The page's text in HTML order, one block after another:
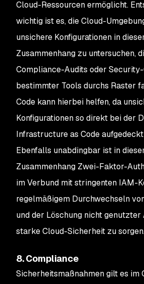
Cloud-Ressourcen ermöglicht.
wichtig ist es, die Cloud-
unsichere Konfigurationen in
Zusammenhang zu untersuchen,
Compliance-Audits oder
bestimmter Tools durchs Raster
Code kann hierbei helfen, da
Konfigurationen so direkt bei der
Infrastructure as Code
Ebenfalls unabdingbar ist in
Zusammenhang Zwei-Faktor-
im Verbund mit stringenten IAM-
regelmäßigem Durchwechseln
und der Löschung nicht
starke Cloud-Sicherheit zu
8. Compliance
Sicherheitsmaßnahmen gilt es im